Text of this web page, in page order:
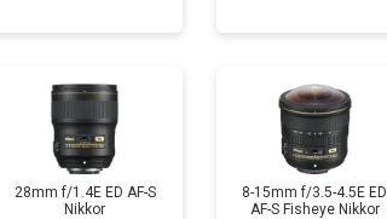
28mm f/1.4E ED AF-S
Nikkor
8-15mm f/3.5-4.5E ED
AF-S Fisheye Nikkor